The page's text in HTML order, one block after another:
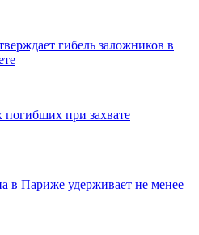
гибель заложников в
при захвате
в Париже удерживает не менее